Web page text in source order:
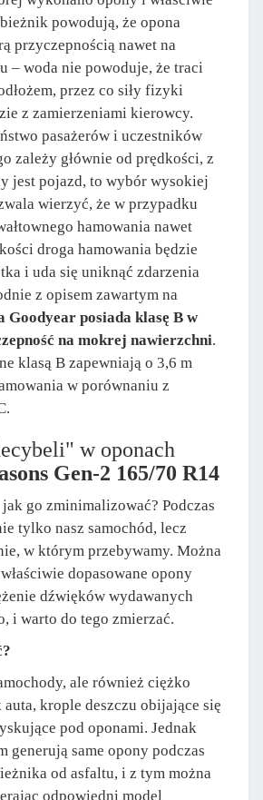
powodują, że opona
przyczepnością nawet na
– woda nie powoduje, że traci
przez co siły fizyki
z zamierzeniami kierowcy.
pasażerów i uczestników
zależy głównie od prędkości, z
jest pojazd, to wybór wysokiej
wierzyć, że w przypadku
hamowania nawet
droga hamowania będzie
i uda się uniknąć zdarzenia
z opisem zawartym na
Goodyear posiada klasę B w
na mokrej nawierzchni.
klasą B zapewniają o 3,6 m
w porównaniu z
w oponach
Gen-2 165/70 R14
jak go zminimalizować? Podczas
tylko nasz samochód, lecz
w którym przebywamy. Można
dopasowane opony
dźwięków wydawanych
i warto do tego zmierzać.
ale również ciężko
krople deszczu obijające się
pod oponami. Jednak
generują same opony podczas
od asfaltu, i z tym można
odpowiedni model